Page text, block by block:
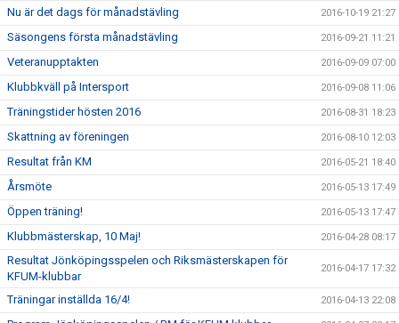
Nu är det dags för månadstävling 2016-10-19 21:27
Säsongens första månadstävling 2016-09-21 11:21
Veteranupptakten 2016-09-09 07:00
Klubbkväll på Intersport 2016-09-08 11:06
Träningstider hösten 2016 2016-08-31 18:23
Skattning av föreningen 2016-08-10 12:03
Resultat från KM 2016-05-21 18:40
Årsmöte 2016-05-13 17:49
Öppen träning! 2016-05-13 17:47
Klubbmästerskap, 10 Maj! 2016-04-28 08:17
Resultat Jönköpingsspelen och Riksmästerskapen för
KFUM-klubbar
2016-04-17 17:32
Träningar inställda 16/4! 2016-04-13 22:08